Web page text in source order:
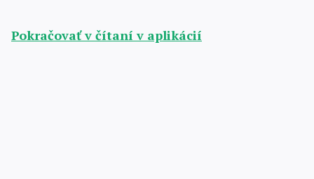
Pokračovať v čítaní v aplikácií